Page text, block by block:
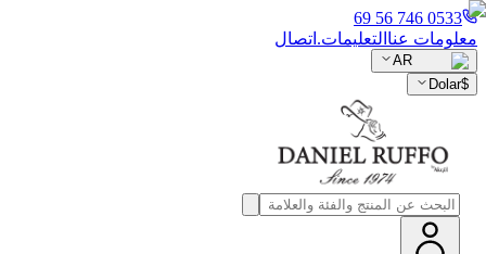
0533 746 56 69
معلومات عنا التعليمات. اتصال
AR
$
Dolar